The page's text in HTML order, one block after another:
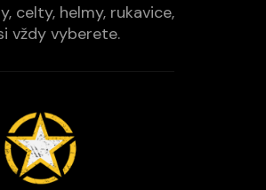
celty, helmy, rukavice,
vždy vyberete.